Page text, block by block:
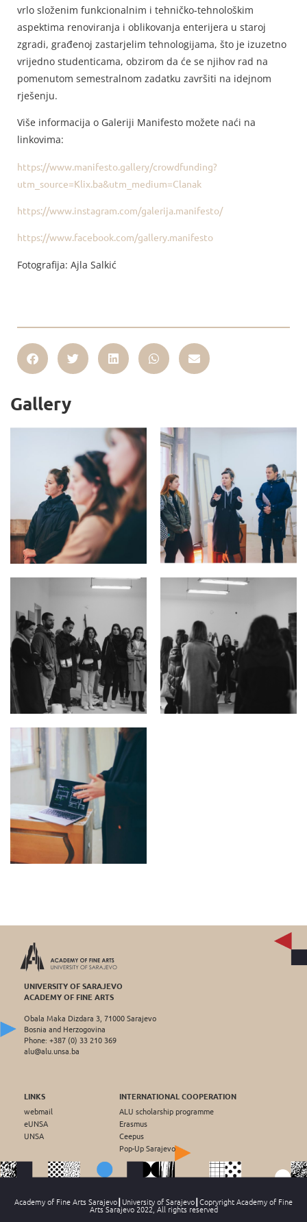
vrlo složenim funkcionalnim i tehničko-tehnološkim
aspektima renoviranja i oblikovanja enterijera u staroj
zgradi, građenoj zastarjelim tehnologijama, što je izuzetno
vrijedno studenticama, obzirom da će se njihov rad na
pomenutom semestralnom zadatku završiti na idejnom
rješenju.
Više informacija o Galeriji Manifesto možete naći na
linkovima:
https://www.manifesto.gallery/crowdfunding?
utm_source=Klix.ba&utm_medium=Clanak
https://www.instagram.com/galerija.manifesto/
https://www.facebook.com/gallery.manifesto
Fotografija: Ajla Salkić
Gallery
UNIVERSITY OF SARAJEVO
ACADEMY OF FINE ARTS
Obala Maka Dizdara 3, 71000 Sarajevo
Bosnia and Herzogovina
Phone: +387 (0) 33 210 369
alu@alu.unsa.ba
LINKS
webmail
eUNSA
UNSA
INTERNATIONAL COOPERATION
ALU scholarship programme
Erasmus
Ceepus
Pop-Up Sarajevo
Academy of Fine Arts Sarajevo┃University of Sarajevo┃Copryright Academy of Fine
Arts Sarajevo 2022, All rights reserved